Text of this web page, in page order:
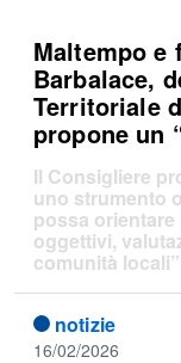
Maltempo e
Barbalace,
Territoriale
propone un
Il Consigliere
uno strumento
possa
oggettivi,
comunità locali”
notizie
16/02/2026